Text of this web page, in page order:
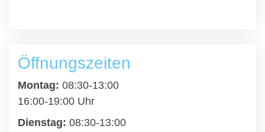
Öffnungszeiten
Montag: 08:30-13:00
16:00-19:00 Uhr
Dienstag: 08:30-13:00